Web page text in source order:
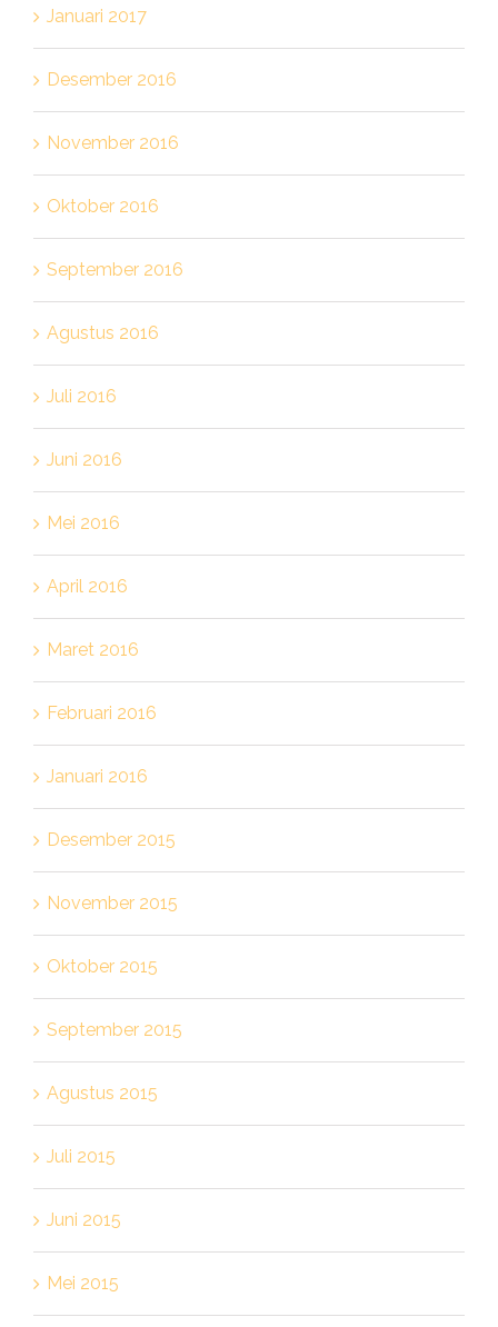
Januari 2017
Desember 2016
November 2016
Oktober 2016
September 2016
Agustus 2016
Juli 2016
Juni 2016
Mei 2016
April 2016
Maret 2016
Februari 2016
Januari 2016
Desember 2015
November 2015
Oktober 2015
September 2015
Agustus 2015
Juli 2015
Juni 2015
Mei 2015